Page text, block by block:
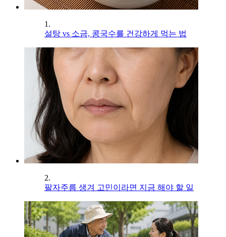
1.
설탕 vs 소금, 콩국수를 건강하게 먹는 법
2.
팔자주름 생겨 고민이라면 지금 해야 할 일